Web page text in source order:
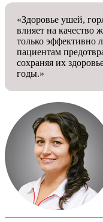
«Здоровье ушей,
влияет на качество
только эффективно
пациентам
сохраняя их
годы.»